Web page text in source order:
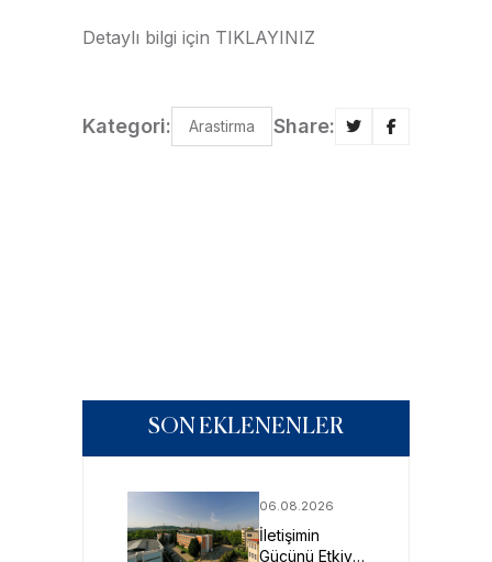
Detaylı bilgi için TIKLAYINIZ
Kategori: Arastirma Share:
SON EKLENENLER
06.08.2026
İletişimin
Gücünü Etkiye